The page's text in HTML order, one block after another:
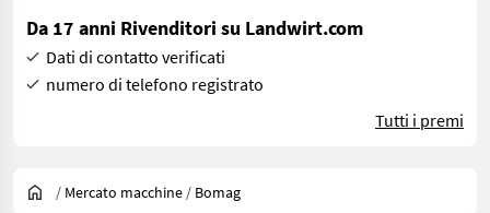
Da 17 anni Rivenditori su Landwirt.com
Dati di contatto verificati
numero di telefono registrato
Tutti i premi
/ Mercato macchine / Bomag